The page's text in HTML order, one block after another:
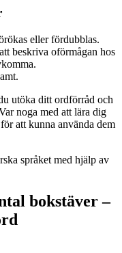
eller fördubblas.
beskriva oförmågan hos
utöka ditt ordförråd och
noga med att lära dig
att kunna använda dem
språket med hjälp av
bokstäver –